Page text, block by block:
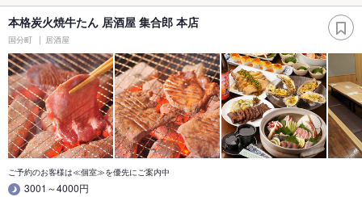
本格炭火焼牛たん 居酒屋 集合郎 本店
国分町 居酒屋
ご予約のお客様は≪個室≫を優先にご案内中
3001～4000円